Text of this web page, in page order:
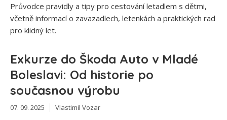
Průvodce pravidly a tipy pro cestování letadlem s dětmi,
včetně informací o zavazadlech, letenkách a praktických rad
pro klidný let.
Exkurze do Škoda Auto v Mladé
Boleslavi: Od historie po
současnou výrobu
07. 09. 2025 Vlastimil Vozar